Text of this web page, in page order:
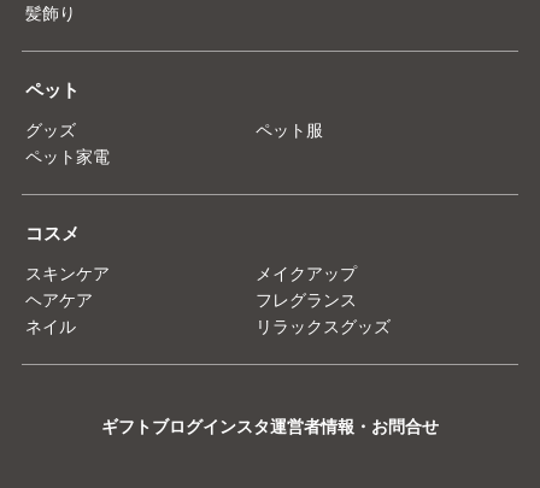
髪飾り
ペット
グッズ
ペット服
ペット家電
コスメ
スキンケア
メイクアップ
ヘアケア
フレグランス
ネイル
リラックスグッズ
ギフト ブログインスタ運営者情報・お問合せ